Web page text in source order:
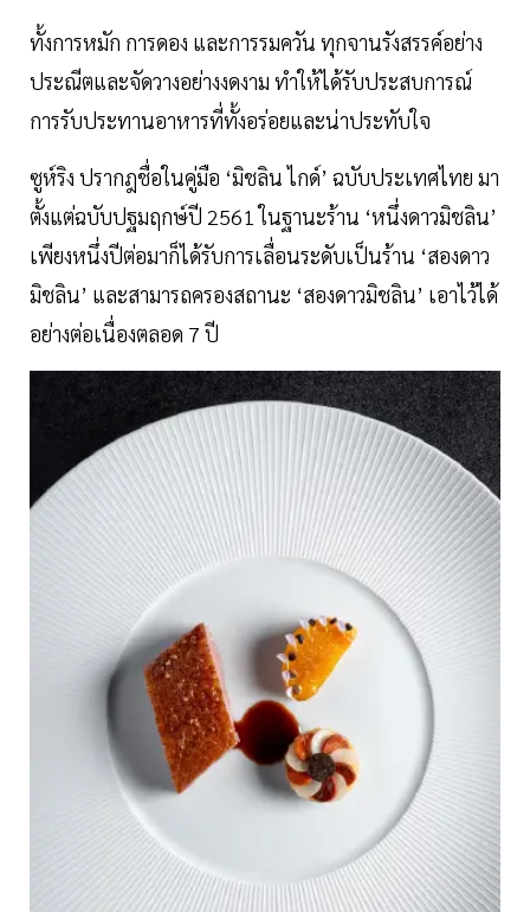
ทั้งการหมัก การดอง และการรมควัน ทุกจานรังสรรค์อย่าง
ประณีตและจัดวางอย่างงดงาม ทำให้ได้รับประสบการณ์
การรับประทานอาหารที่ทั้งอร่อยและน่าประทับใจ
ซูห์ริง ปรากฎชื่อในคู่มือ ‘มิชลิน ไกด์’ ฉบับประเทศไทย มา
ตั้งแต่ฉบับปฐมฤกษ์ปี 2561 ในฐานะร้าน ‘หนึ่งดาวมิชลิน’
เพียงหนึ่งปีต่อมาก็ได้รับการเลื่อนระดับเป็นร้าน ‘สองดาว
มิชลิน’ และสามารถครองสถานะ ‘สองดาวมิชลิน’ เอาไว้ได้
อย่างต่อเนื่องตลอด 7 ปี